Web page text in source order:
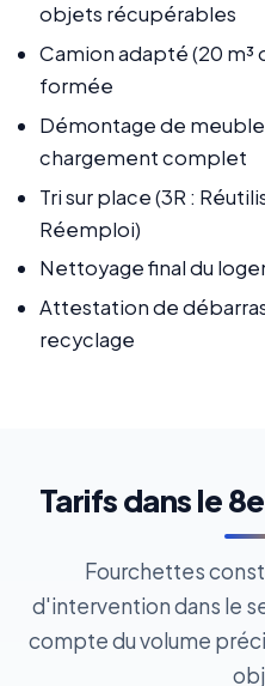
objets récupérables
Camion adapté (20 m³
formée
Démontage de
chargement complet
Tri sur place (3R :
Réemploi)
Nettoyage final du
Attestation de
recyclage
Tarifs dans le
Fourchettes
d'intervention dans le
compte du volume